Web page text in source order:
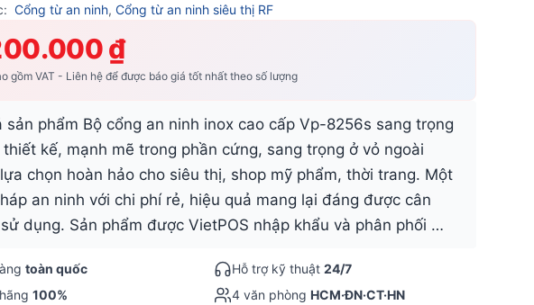
Cổng từ an ninh, Cổng từ an ninh siêu thị RF
₫
gồm VAT - Liên hệ để được báo giá tốt nhất theo số lượng
sản phẩm Bộ cổng an ninh inox cao cấp Vp-8256s sang trọng
kế, mạnh mẽ trong phần cứng, sang trọng ở vỏ ngoài
chọn hoàn hảo cho siêu thị, shop mỹ phẩm, thời trang. Một
an ninh với chi phí rẻ, hiệu quả mang lại đáng được cân
dụng. Sản phẩm được VietPOS nhập khẩu và phân phối …
toàn quốc Hỗ trợ kỹ thuật 24/7
100% 4 văn phòng HCM·ĐN·CT·HN